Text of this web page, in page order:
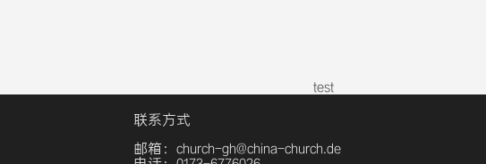
test
联系方式
邮箱：church-gh@china-church.de